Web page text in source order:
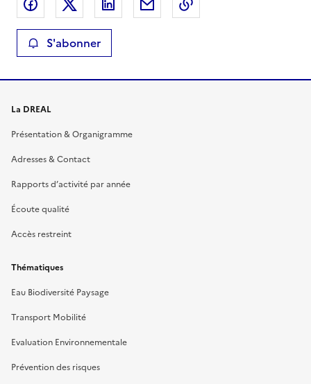
Partager sur Facebook
Partager sur XPartager sur LinkedIn
Partager par email
S'abonner
La DREAL
Présentation & Organigramme
Adresses & Contact
Rapports d’activité par année
Écoute qualité
Accès restreint
Thématiques
Eau Biodiversité Paysage
Transport Mobilité
Evaluation Environnementale
Prévention des risques